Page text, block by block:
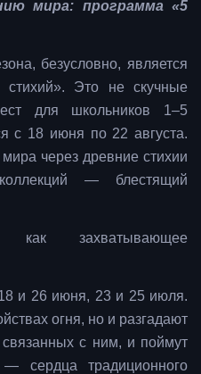
мира: программа «5
безусловно, является
стихий». Это не скучные
для школьников 1–5
с 18 июня по 22 августа.
через древние стихии
— блестящий
как захватывающее
и 26 июня, 23 и 25 июля.
огня, но и разгадают
с ним, и поймут
— сердца традиционного